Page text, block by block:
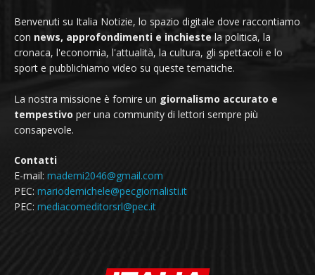
Benvenuti su Italia Notizie, lo spazio digitale dove raccontiamo
con news, approfondimenti e inchieste la politica, la
cronaca, l'economia, l'attualità, la cultura, gli spettacoli e lo
sport e pubblichiamo video su queste tematiche.
La nostra missione è fornire un giornalismo accurato e
tempestivo per una community di lettori sempre più
consapevole.
Contatti
E-mail: mademi2046@gmail.com
PEC: mariodemichele@pecgiornalisti.it
PEC: mediacomeditorsrl@pec.it